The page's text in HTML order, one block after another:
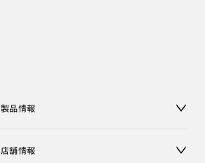
製品情報
店舗情報